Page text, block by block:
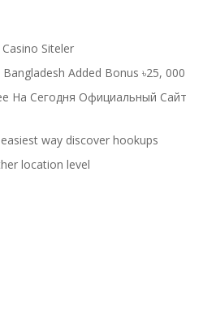
Siteler
Added Bonus ৳25, 000
На Сегодня Официальный Сайт
way discover hookups
location level